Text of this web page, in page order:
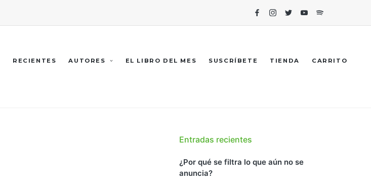
FacebookInstagram
TwitterYoutubeSpotify
RECIENTES AUTORES EL LIBRO DEL MES SUSCRÍBETE TIENDA CARRITO
Entradas recientes
¿Por qué se filtra lo que aún no se
anuncia?